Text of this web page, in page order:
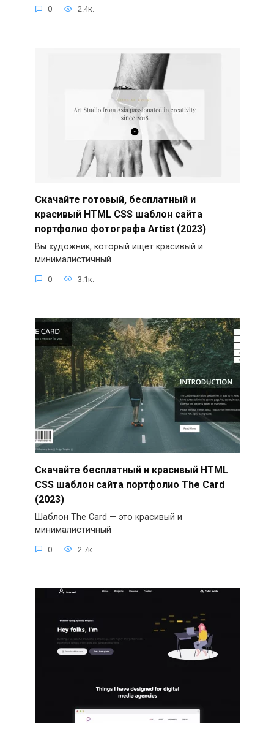
0 2.4к.
Скачайте готовый, бесплатный и
красивый HTML CSS шаблон сайта
портфолио фотографа Artist (2023)
Вы художник, который ищет красивый и
минималистичный
0 3.1к.
Скачайте бесплатный и красивый HTML
CSS шаблон сайта портфолио The Card
(2023)
Шаблон The Card — это красивый и
минималистичный
0 2.7к.